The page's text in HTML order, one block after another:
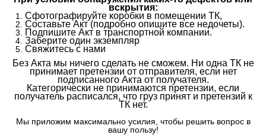
вскрытия:
Сфотографируйте коробки в помещении ТК,
Составьте Акт (подробно опишите все недочеты).
Подпишите Акт в транспортной компании.
Заберите один экземпляр
Свяжитесь с нами
Без Акта мы ничего сделать не сможем. Ни одна ТК не
принимает претензии от отправителя, если нет
подписанного Акта от получателя.
Категорически не принимаются претензии, если
получатель расписался, что груз принят и претензий к
ТК нет.
Мы приложим максимально усилия, чтобы решить вопрос в
вашу пользу!